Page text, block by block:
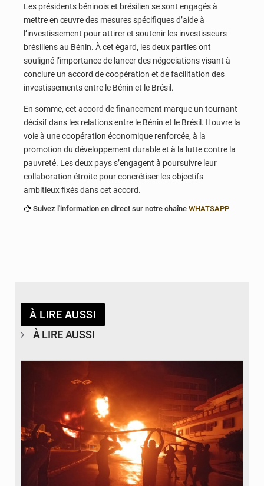
Les présidents béninois et brésilien se sont engagés à
mettre en œuvre des mesures spécifiques d’aide à
l’investissement pour attirer et soutenir les investisseurs
brésiliens au Bénin. À cet égard, les deux parties ont
souligné l’importance de lancer des négociations visant à
conclure un accord de coopération et de facilitation des
investissements entre le Bénin et le Brésil.
En somme, cet accord de financement marque un tournant
décisif dans les relations entre le Bénin et le Brésil. Il ouvre la
voie à une coopération économique renforcée, à la
promotion du développement durable et à la lutte contre la
pauvreté. Les deux pays s’engagent à poursuivre leur
collaboration étroite pour concrétiser les objectifs
ambitieux fixés dans cet accord.
Suivez l'information en direct sur notre chaîne WHATSAPP
À LIRE AUSSI
À LIRE AUSSI